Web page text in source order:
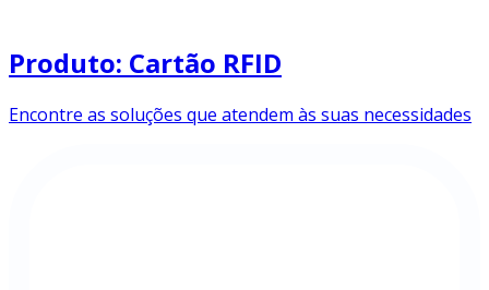
Produto: Cartão RFID
Encontre as soluções que atendem às suas necessidades